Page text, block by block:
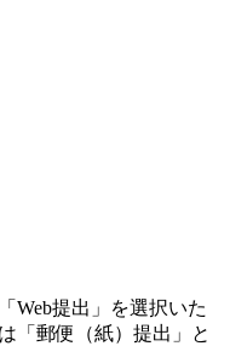
Web提出」を選択いた
「郵便（紙）提出」と